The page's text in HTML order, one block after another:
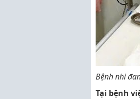
Bệnh nhi
Tại bệnh